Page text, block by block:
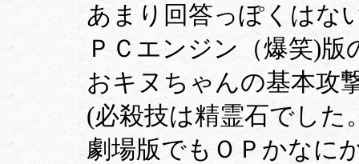
あまり回答っぽくはな
ＰＣエンジン（爆笑)
おキヌちゃんの基本攻
(必殺技は精霊石でした
劇場版でもＯＰかなに